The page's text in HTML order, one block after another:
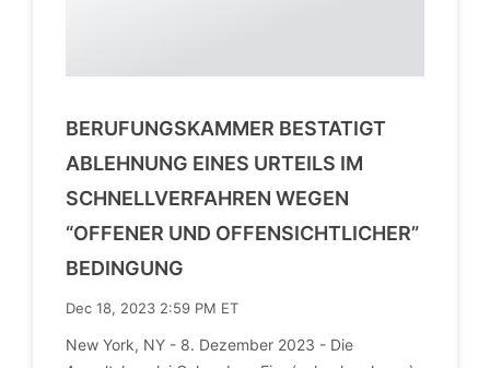
BERUFUNGSKAMMER BESTATIGT
ABLEHNUNG EINES URTEILS IM
SCHNELLVERFAHREN WEGEN
“OFFENER UND OFFENSICHTLICHER”
BEDINGUNG
Dec 18, 2023 2:59 PM ET
New York, NY - 8. Dezember 2023 - Die